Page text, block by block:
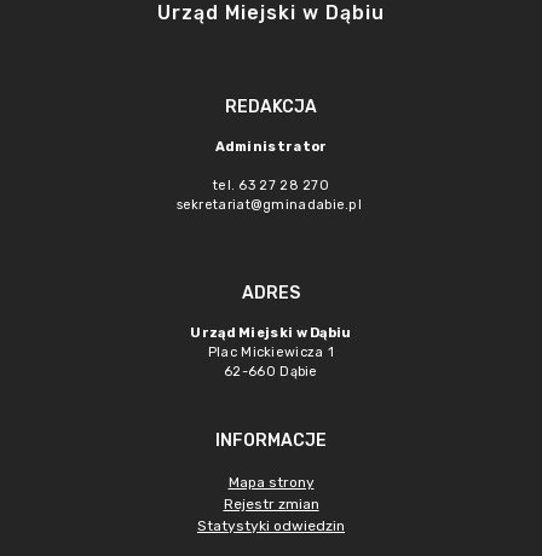
Urząd Miejski w Dąbiu
REDAKCJA
Administrator
tel. 63 27 28 270
sekretariat@gminadabie.pl
ADRES
Urząd Miejski w Dąbiu
Plac Mickiewicza 1
62-660 Dąbie
INFORMACJE
Mapa strony
Rejestr zmian
Statystyki odwiedzin